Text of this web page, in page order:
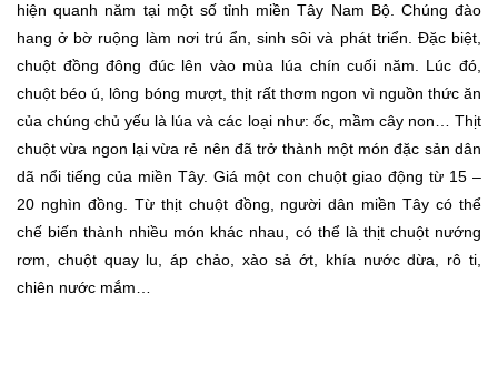
hiện quanh năm tại một số tỉnh miền Tây Nam Bộ. Chúng đào
hang ở bờ ruộng làm nơi trú ẩn, sinh sôi và phát triển. Đặc biệt,
chuột đồng đông đúc lên vào mùa lúa chín cuối năm. Lúc đó,
chuột béo ú, lông bóng mượt, thịt rất thơm ngon vì nguồn thức ăn
của chúng chủ yếu là lúa và các loại như: ốc, mầm cây non… Thịt
chuột vừa ngon lại vừa rẻ nên đã trở thành một món đặc sản dân
dã nổi tiếng của miền Tây. Giá một con chuột giao động từ 15 –
20 nghìn đồng. Từ thịt chuột đồng, người dân miền Tây có thể
chế biến thành nhiều món khác nhau, có thể là thịt chuột nướng
rơm, chuột quay lu, áp chảo, xào sả ớt, khía nước dừa, rô ti,
chiên nước mắm…